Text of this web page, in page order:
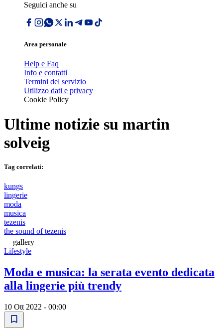
Seguici anche su
Area personale
Help e Faq
Info e contatti
Termini del servizio
Utilizzo dati e privacy
Cookie Policy
Ultime notizie su martin
solveig
Tag correlati:
kungs
lingerie
moda
musica
tezenis
the sound of tezenis
gallery
Lifestyle
Moda e musica: la serata evento dedicata
alla lingerie più trendy
10 Ott 2022 - 00:00